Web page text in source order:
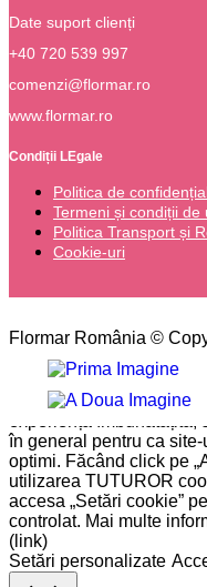
Date suport clienți
+40 720 539 997
comenzi@flormar.ro
www.flormar.ro
Condiții LEgale
Politica de
Termeni și condiții de
Politica Transport și
Cookie-uri
Flormar România ©
Please type the word
Pe site-ul nostru
experiență
în general pentru ca
optimi. Făcând click pe
utilizarea TUTUROR
accesa „Setări cookie”
controlat. Mai multe
(link)
Setări personalizate